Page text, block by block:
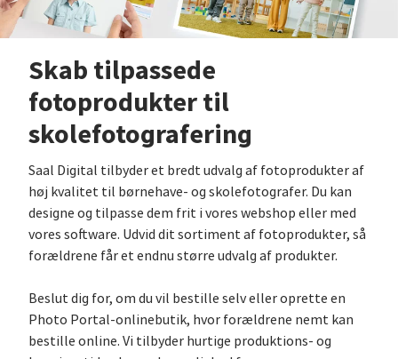
Skab tilpassede
fotoprodukter til
skolefotografering
Saal Digital tilbyder et bredt udvalg af fotoprodukter af
høj kvalitet til børnehave- og skolefotografer. Du kan
designe og tilpasse dem frit i vores webshop eller med
vores software. Udvid dit sortiment af fotoprodukter, så
forældrene får et endnu større udvalg af produkter.
Beslut dig for, om du vil bestille selv eller oprette en
Photo Portal-onlinebutik, hvor forældrene nemt kan
bestille online. Vi tilbyder hurtige produktions- og